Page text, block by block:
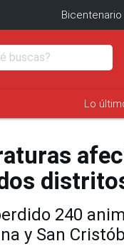
Bicentenario
Lo
240
y San